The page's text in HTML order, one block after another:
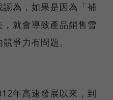
為，如果是因為「補
就會導致產品銷售雪
爭力有問題。
年高速發展以來，到